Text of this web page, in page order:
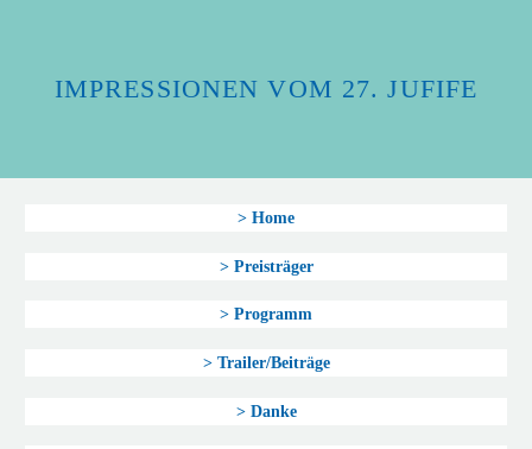
IMPRESSIONEN VOM 27. JUFIFE
> Home
> Preisträger
> Programm
> Trailer/Beiträge
> Danke